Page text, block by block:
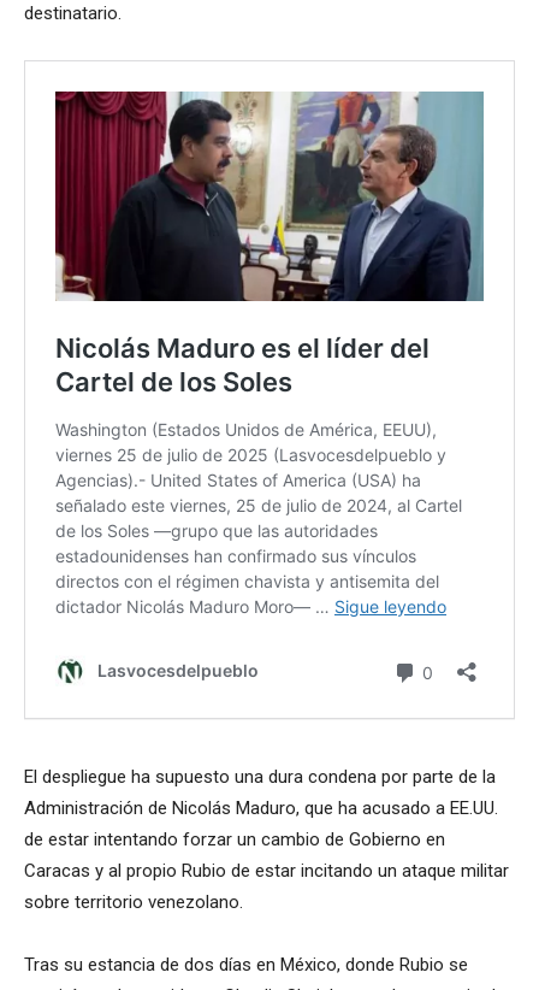
destinatario.
El despliegue ha supuesto una dura condena por parte de la
Administración de Nicolás Maduro, que ha acusado a EE.UU.
de estar intentando forzar un cambio de Gobierno en
Caracas y al propio Rubio de estar incitando un ataque militar
sobre territorio venezolano.
Tras su estancia de dos días en México, donde Rubio se